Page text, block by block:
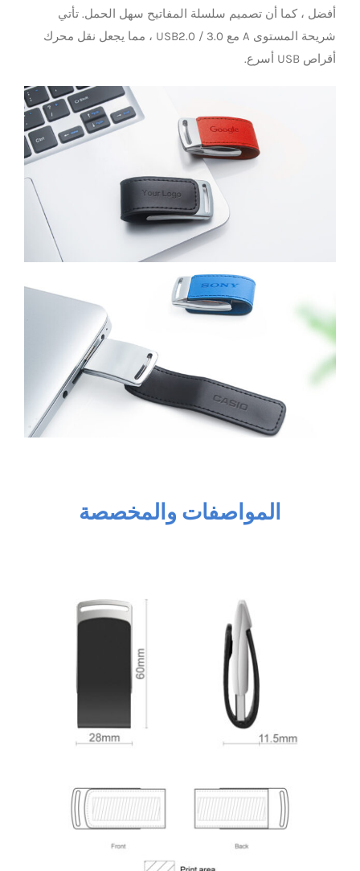
أفضل ، كما أن تصميم سلسلة المفاتيح سهل الحمل. تأتي
شريحة المستوى A مع USB2.0 / 3.0 ، مما يجعل نقل محرك
أقراص USB أسرع.
المواصفات والمخصصة